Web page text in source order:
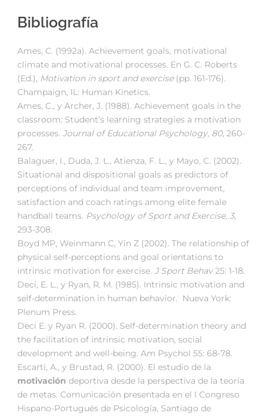
Bibliografía
Ames, C. (1992a). Achievement goals, motivational
climate and motivational processes. En G. C. Roberts
(Ed.), Motivation in sport and exercise (pp. 161-176).
Champaign, IL: Human Kinetics.
Ames, C., y Archer, J. (1988). Achievement goals in the
classroom: Student’s learning strategies a motivation
processes. Journal of Educational Psychology, 80, 260-
267.
Balaguer, I., Duda, J. L., Atienza, F. L., y Mayo, C. (2002).
Situational and dispositional goals as predictors of
perceptions of individual and team improvement,
satisfaction and coach ratings among elite female
handball teams. Psychology of Sport and Exercise, 3,
293-308.
Boyd MP, Weinmann C, Yin Z (2002). The relationship of
physical self-perceptions and goal orientations to
intrinsic motivation for exercise. J Sport Behav25: 1-18.
Deci, E. L., y Ryan, R. M. (1985). Intrinsic motivation and
self-determination in human behavior. Nueva York:
Plenum Press.
Deci E. y Ryan R. (2000). Self-determination theory and
the facilitation of intrinsic motivation, social
development and well-being. Am Psychol 55: 68-78.
Escartí, A., y Brustad, R. (2000). El estudio de la
motivación deportiva desde la perspectiva de la teoría
de metas. Comunicación presentada en el I Congreso
Hispano-Portugués de Psicología, Santiago de